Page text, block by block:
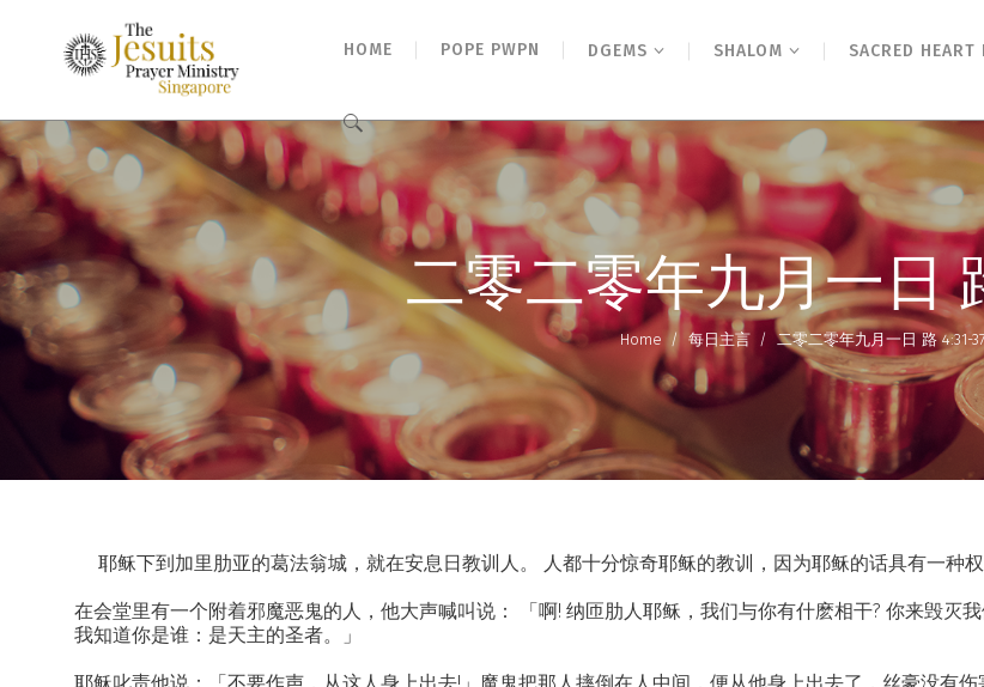
HOME POPE PWPN DGEMS SHALOM SACRED HEART
Search
for:
二零二零年九月一日
Home / 每日主言 /二零二零年九月一日 路 4:31-37
耶稣下到加里肋亚的葛法翁城，就在安息日教训人。 人都十分惊奇耶稣的教训，因为耶稣的话具有一种权
在会堂里有一个附着邪魔恶鬼的人，他大声喊叫说： 「啊! 纳匝肋人耶稣，我们与你有什麽相干? 你来毁灭我
我知道你是谁：是天主的圣者。」